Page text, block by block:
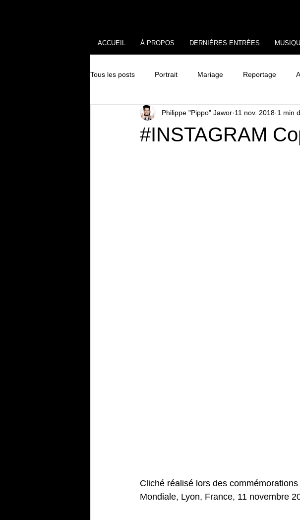
ACCUEIL À PROPOS DERNIÈRES ENTRÉES
Tous les posts Portrait Mariage Reportage
#INSTAGRAM
Philippe "Pippo" Jawor 11 nov. 2018 1 min
Cliché réalisé lors des
Mondiale, Lyon, France, 11 novembre